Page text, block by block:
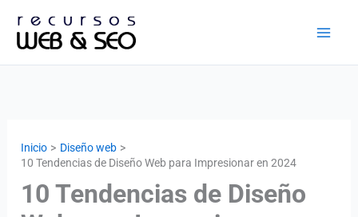
Inicio
Diseño web
10 Tendencias de Diseño Web para Impresionar en 2024
10 Tendencias de Diseño